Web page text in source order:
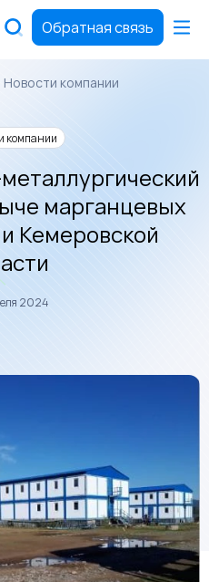
Обратная связь
Новости компании
компании
марганцевых
Кемеровской
2024